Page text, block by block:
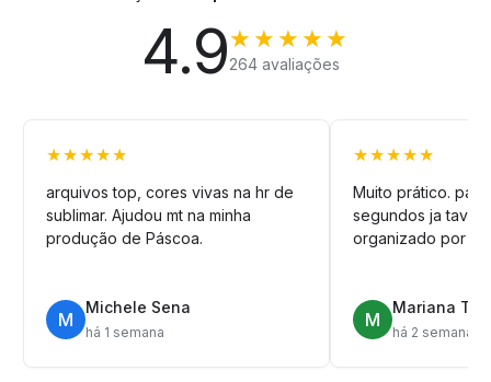
4.9★★★★★
264 avaliações
★★★★★
arquivos top, cores vivas na hr de
sublimar. Ajudou mt na minha
produção de Páscoa.
M
Michele Sena
há 1 semana
★★★★★
Muito prático.
segundos ja tava
organizado por
M
Mariana T.
há 2 semanas